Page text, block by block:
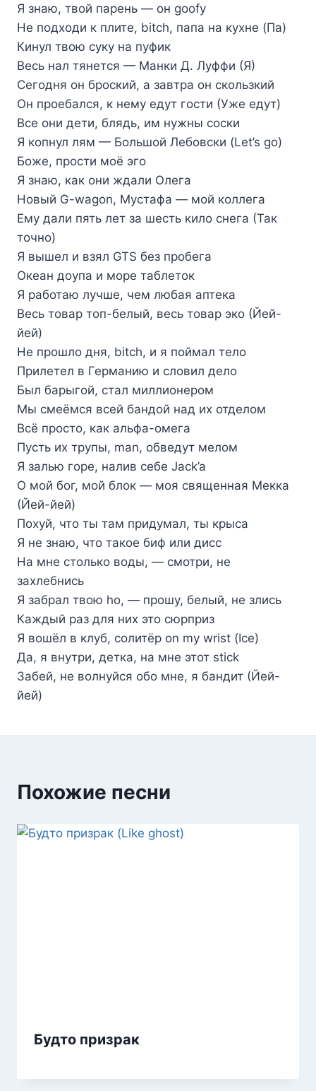
Я знаю, твой парень — он goofy
Не подходи к плите, bitch, папа на кухне (Па)
Кинул твою суку на пуфик
Весь нал тянется — Манки Д. Луффи (Я)
Сегодня он броский, а завтра он скользкий
Он проебался, к нему едут гости (Уже едут)
Все они дети, блядь, им нужны соски
Я копнул лям — Большой Лебовски (Let’s go)
Боже, прости моё эго
Я знаю, как они ждали Олега
Новый G-wagon, Мустафа — мой коллега
Ему дали пять лет за шесть кило снега (Так
точно)
Я вышел и взял GTS без пробега
Океан доупа и море таблеток
Я работаю лучше, чем любая аптека
Весь товар топ-белый, весь товар эко (Йей-
йей)
Не прошло дня, bitch, и я поймал тело
Прилетел в Германию и словил дело
Был барыгой, стал миллионером
Мы смеёмся всей бандой над их отделом
Всё просто, как альфа-омега
Пусть их трупы, man, обведут мелом
Я залью горе, налив себе Jack’a
О мой бог, мой блок — моя священная Мекка
(Йей-йей)
Похуй, что ты там придумал, ты крыса
Я не знаю, что такое биф или дисс
На мне столько воды, — смотри, не
захлебнись
Я забрал твою ho, — прошу, белый, не злись
Каждый раз для них это сюрприз
Я вошёл в клуб, солитёр on my wrist (Ice)
Да, я внутри, детка, на мне этот stick
Забей, не волнуйся обо мне, я бандит (Йей-
йей)
Похожие песни
Будто призрак